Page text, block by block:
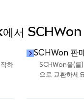
서 SCHWon
하
SCHWon 판
SCHWon을(를
으로 교환하세